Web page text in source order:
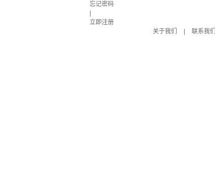
忘记密码
立即注册
关于我们
联系我们